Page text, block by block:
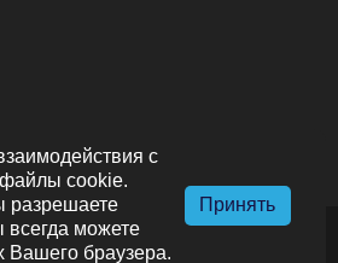
с
cookie.
разрешаете
можете
Вашего браузера.
Принять